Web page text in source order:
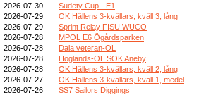
2026-07-30
Sudety Cup - E1
2026-07-29
OK Hällens 3-kvällars, kväll 3, lång
2026-07-29
Sprint Relay FISU WUCO
2026-07-28
MPOL E6 Ögårdsparken
2026-07-28
Dala veteran-OL
2026-07-28
Höglands-OL SOK Aneby
2026-07-28
OK Hällens 3-kvällars, kväll 2, lång
2026-07-27
OK Hällens 3-kvällars, kväll 1, medel
2026-07-26
SS7 Sailors Diggings